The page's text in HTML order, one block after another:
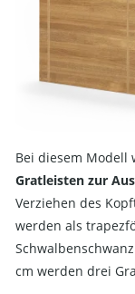
Bei diesem Modell
Gratleisten zur
Verziehen des
werden als
cm werden drei